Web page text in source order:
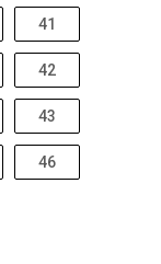
41
42
43
46